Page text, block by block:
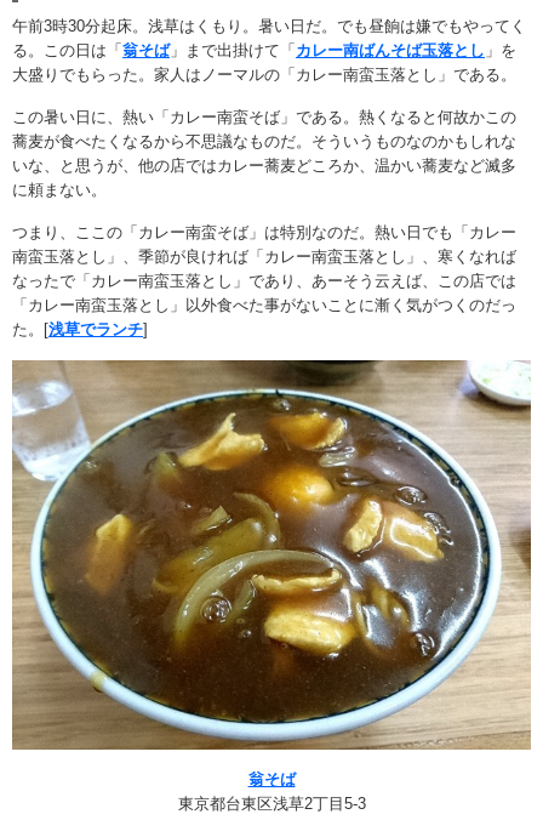
午前3時30分起床。浅草はくもり。暑い日だ。でも昼餉は嫌でもやってく
る。この日は「 翁そば」まで出掛けて「 カレー南ばんそば玉落とし 」を
大盛りでもらった。家人はノーマルの「カレー南蛮玉落とし」である。
この暑い日に、熱い「カレー南蛮そば」である。熱くなると何故かこの
蕎麦が食べたくなるから不思議なものだ。そういうものなのかもしれな
いな、と思うが、他の店ではカレー蕎麦どころか、温かい蕎麦など滅多
に頼まない。
つまり、ここの「カレー南蛮そば」は特別なのだ。熱い日でも「カレー
南蛮玉落とし」、季節が良ければ「カレー南蛮玉落とし」、寒くなれば
なったで「カレー南蛮玉落とし」であり、あーそう云えば、この店では
「カレー南蛮玉落とし」以外食べた事がないことに漸く気がつくのだっ
た。[浅草でランチ]
翁そば
東京都台東区浅草2丁目5-3